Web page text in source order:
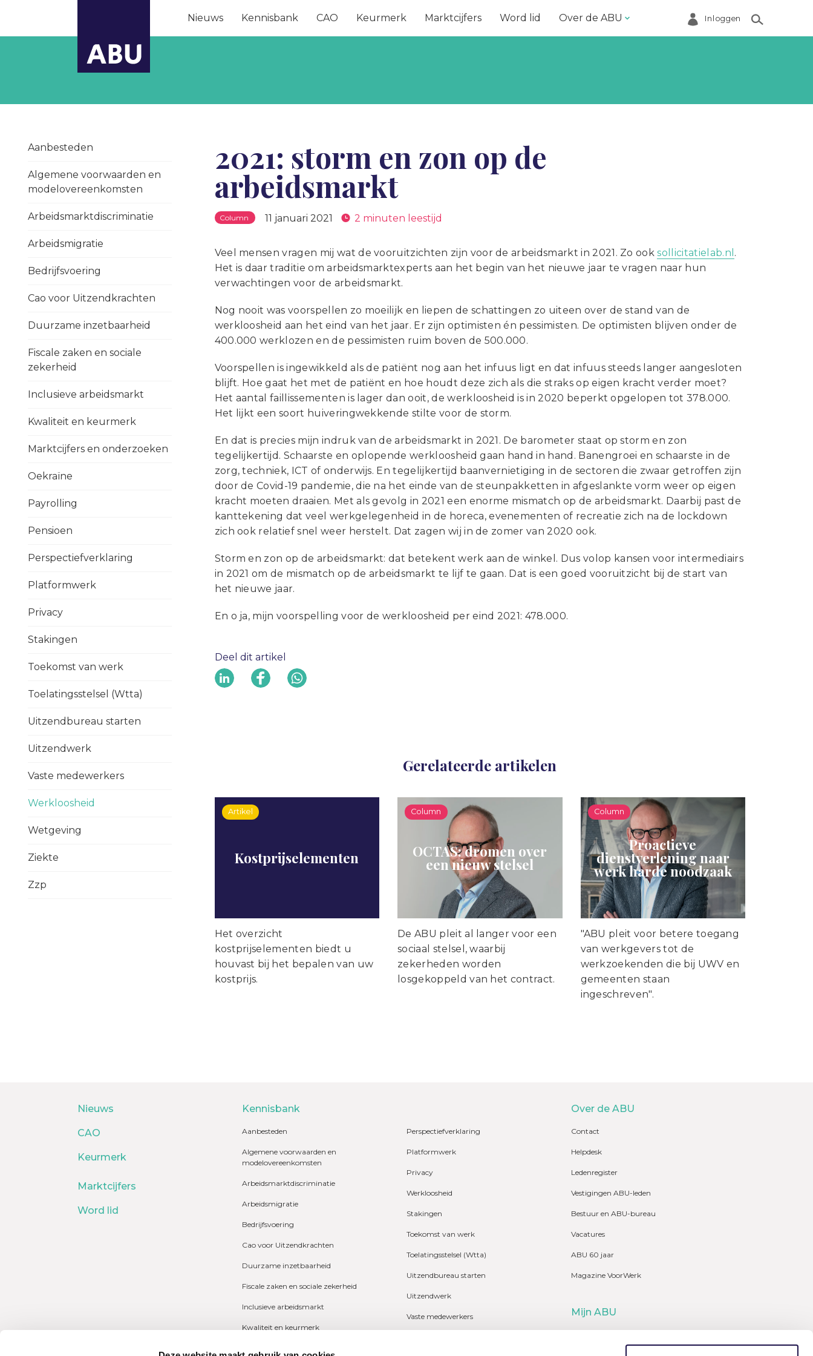
Nieuws Kennisbank CAO Keurmerk Marktcijfers Word lid Over de ABU
Helpdesk
Over de ABU
Statuten en reglementen
Vestigingen ABU-leden
Inloggen
Aanbesteden
Algemene voorwaarden en
modelovereenkomsten
Arbeidsmarktdiscriminatie
Arbeidsmigratie
Bedrijfsvoering
Cao voor Uitzendkrachten
Duurzame inzetbaarheid
Fiscale zaken en sociale
zekerheid
Inclusieve arbeidsmarkt
Kwaliteit en keurmerk
Marktcijfers en onderzoeken
Oekraïne
Payrolling
Pensioen
Perspectiefverklaring
Platformwerk
Privacy
Stakingen
Toekomst van werk
Toelatingsstelsel (Wtta)
Uitzendbureau starten
Uitzendwerk
Vaste medewerkers
Werkloosheid
Wetgeving
Ziekte
Zzp
2021: storm en zon op de
arbeidsmarkt
Column 11 januari 2021 2 minuten leestijd
Veel mensen vragen mij wat de vooruitzichten zijn voor de arbeidsmarkt in 2021. Zo ooksollicitatielab.nl .
Het is daar traditie om arbeidsmarktexperts aan het begin van het nieuwe jaar te vragen naar hun
verwachtingen voor de arbeidsmarkt.
Nog nooit was voorspellen zo moeilijk en liepen de schattingen zo uiteen over de stand van de
werkloosheid aan het eind van het jaar. Er zijn optimisten én pessimisten. De optimisten blijven onder de
400.000 werklozen en de pessimisten ruim boven de 500.000.
Voorspellen is ingewikkeld als de patiënt nog aan het infuus ligt en dat infuus steeds langer aangesloten
blijft. Hoe gaat het met de patiënt en hoe houdt deze zich als die straks op eigen kracht verder moet?
Het aantal faillissementen is lager dan ooit, de werkloosheid is in 2020 beperkt opgelopen tot 378.000.
Het lijkt een soort huiveringwekkende stilte voor de storm.
En dat is precies mijn indruk van de arbeidsmarkt in 2021. De barometer staat op storm en zon
tegelijkertijd. Schaarste en oplopende werkloosheid gaan hand in hand. Banengroei en schaarste in de
zorg, techniek, ICT of onderwijs. En tegelijkertijd baanvernietiging in de sectoren die zwaar getroffen zijn
door de Covid-19 pandemie, die na het einde van de steunpakketten in afgeslankte vorm weer op eigen
kracht moeten draaien. Met als gevolg in 2021 een enorme mismatch op de arbeidsmarkt. Daarbij past de
kanttekening dat veel werkgelegenheid in de horeca, evenementen of recreatie zich na de lockdown
zich ook relatief snel weer herstelt. Dat zagen wij in de zomer van 2020 ook.
Storm en zon op de arbeidsmarkt: dat betekent werk aan de winkel. Dus volop kansen voor intermediairs
in 2021 om de mismatch op de arbeidsmarkt te lijf te gaan. Dat is een goed vooruitzicht bij de start van
het nieuwe jaar.
En o ja, mijn voorspelling voor de werkloosheid per eind 2021: 478.000.
Deel dit artikel
Gerelateerde artikelen
Artikel
Kostprijselementen
Het overzicht
kostprijselementen biedt u
houvast bij het bepalen van uw
kostprijs.
Column
OCTAS: dromen over
een nieuw stelsel
De ABU pleit al langer voor een
sociaal stelsel, waarbij
zekerheden worden
losgekoppeld van het contract.
Column
Proactieve
dienstverlening naar
werk harde noodzaak
"ABU pleit voor betere toegang
van werkgevers tot de
werkzoekenden die bij UWV en
gemeenten staan
ingeschreven".
Nieuws
CAO
Keurmerk
Marktcijfers
Word lid
Kennisbank
Aanbesteden
Algemene voorwaarden en
modelovereenkomsten
Arbeidsmarktdiscriminatie
Arbeidsmigratie
Bedrijfsvoering
Cao voor Uitzendkrachten
Duurzame inzetbaarheid
Fiscale zaken en sociale zekerheid
Inclusieve arbeidsmarkt
Kwaliteit en keurmerk
Perspectiefverklaring
Platformwerk
Privacy
Werkloosheid
Stakingen
Toekomst van werk
Toelatingsstelsel (Wtta)
Uitzendbureau starten
Uitzendwerk
Vaste medewerkers
Over de ABU
Contact
Helpdesk
Ledenregister
Vestigingen ABU-leden
Bestuur en ABU-bureau
Vacatures
ABU 60 jaar
Magazine VoorWerk
Mijn ABU